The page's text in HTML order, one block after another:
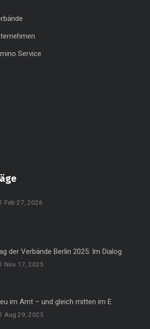
Service
Feb 27, 2026
der Verbände Berlin 2025: Im Dialog
Nov 17, 2025
im Amt – und gleich mitten im E
Aug 29, 2025